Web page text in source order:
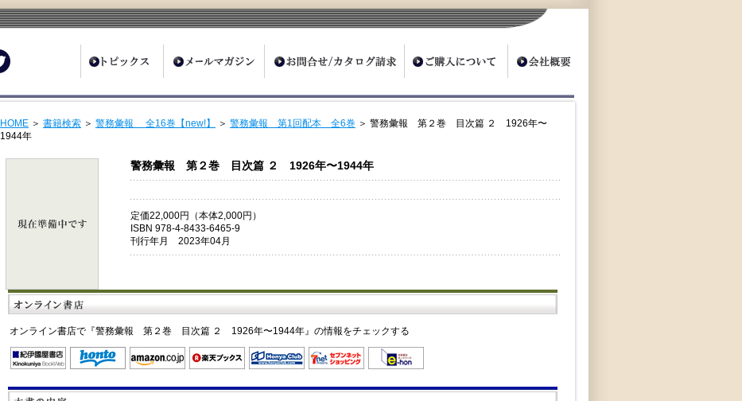
HOME ＞ 書籍検索 ＞ 警務彙報 全16巻【new!】 ＞ 警務彙報 第1回配本 全6巻 ＞ 警務彙報 第２巻 目次篇 ２ 1926年〜
1944年
警務彙報 第２巻 目次篇 ２ 1926年〜1944年
定価22,000円（本体2,000円）
ISBN 978-4-8433-6465-9
刊行年月 2023年04月
オンライン書店で『警務彙報 第２巻 目次篇 ２ 1926年〜1944年』の情報をチェックする